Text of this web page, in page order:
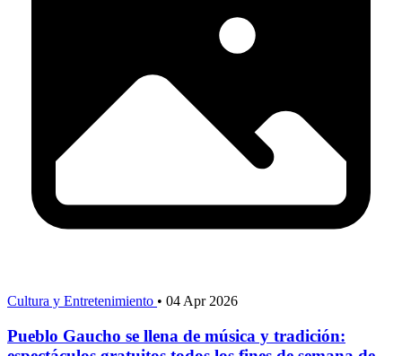
Cultura y Entretenimiento • 04 Apr 2026
Pueblo Gaucho se llena de música y tradición: